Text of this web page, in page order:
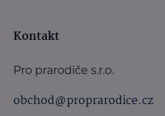
Kontakt
Pro prarodiče s.r.o.
obchod@proprarodice.cz